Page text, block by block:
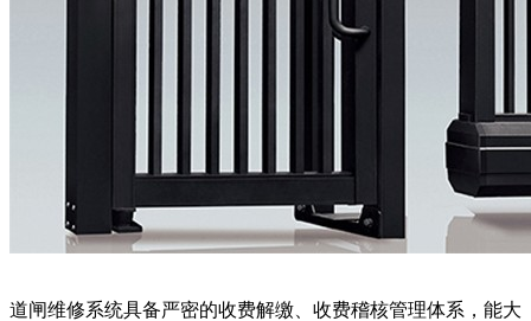
道闸维修系统具备严密的收费解缴、收费稽核管理体系，能大